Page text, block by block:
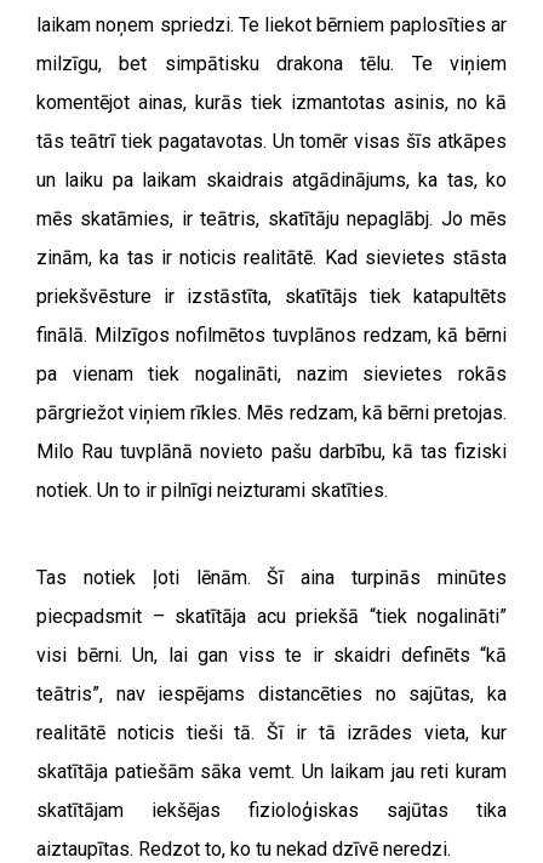
laikam noņem spriedzi. Te liekot bērniem paplosīties ar
milzīgu, bet simpātisku drakona tēlu. Te viņiem
komentējot ainas, kurās tiek izmantotas asinis, no kā
tās teātrī tiek pagatavotas. Un tomēr visas šīs atkāpes
un laiku pa laikam skaidrais atgādinājums, ka tas, ko
mēs skatāmies, ir teātris, skatītāju nepaglābj. Jo mēs
zinām, ka tas ir noticis realitātē. Kad sievietes stāsta
priekšvēsture ir izstāstīta, skatītājs tiek katapultēts
finālā. Milzīgos nofilmētos tuvplānos redzam, kā bērni
pa vienam tiek nogalināti, nazim sievietes rokās
pārgriežot viņiem rīkles. Mēs redzam, kā bērni pretojas.
Milo Rau tuvplānā novieto pašu darbību, kā tas fiziski
notiek. Un to ir pilnīgi neizturami skatīties.
Tas notiek ļoti lēnām. Šī aina turpinās minūtes
piecpadsmit – skatītāja acu priekšā “tiek nogalināti”
visi bērni. Un, lai gan viss te ir skaidri definēts “kā
teātris”, nav iespējams distancēties no sajūtas, ka
realitātē noticis tieši tā. Šī ir tā izrādes vieta, kur
skatītāja patiešām sāka vemt. Un laikam jau reti kuram
skatītājam iekšējas fizioloģiskas sajūtas tika
aiztaupītas. Redzot to, ko tu nekad dzīvē neredzi.